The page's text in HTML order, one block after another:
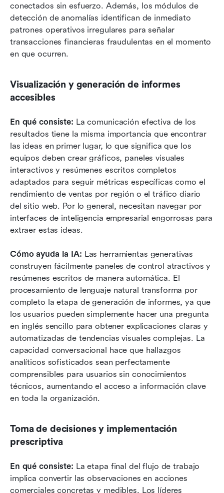
conectados sin esfuerzo. Además, los módulos de
detección de anomalías identifican de inmediato
patrones operativos irregulares para señalar
transacciones financieras fraudulentas en el momento
en que ocurren.
Visualización y generación de informes
accesibles
En qué consiste: La comunicación efectiva de los
resultados tiene la misma importancia que encontrar
las ideas en primer lugar, lo que significa que los
equipos deben crear gráficos, paneles visuales
interactivos y resúmenes escritos completos
adaptados para seguir métricas específicas como el
rendimiento de ventas por región o el tráfico diario
del sitio web. Por lo general, necesitan navegar por
interfaces de inteligencia empresarial engorrosas para
extraer estas ideas.
Cómo ayuda la IA: Las herramientas generativas
construyen fácilmente paneles de control atractivos y
resúmenes escritos de manera automática. El
procesamiento de lenguaje natural transforma por
completo la etapa de generación de informes, ya que
los usuarios pueden simplemente hacer una pregunta
en inglés sencillo para obtener explicaciones claras y
automatizadas de tendencias visuales complejas. La
capacidad conversacional hace que hallazgos
analíticos sofisticados sean perfectamente
comprensibles para usuarios sin conocimientos
técnicos, aumentando el acceso a información clave
en toda la organización.
Toma de decisiones y implementación
prescriptiva
En qué consiste: La etapa final del flujo de trabajo
implica convertir las observaciones en acciones
comerciales concretas y medibles. Los líderes